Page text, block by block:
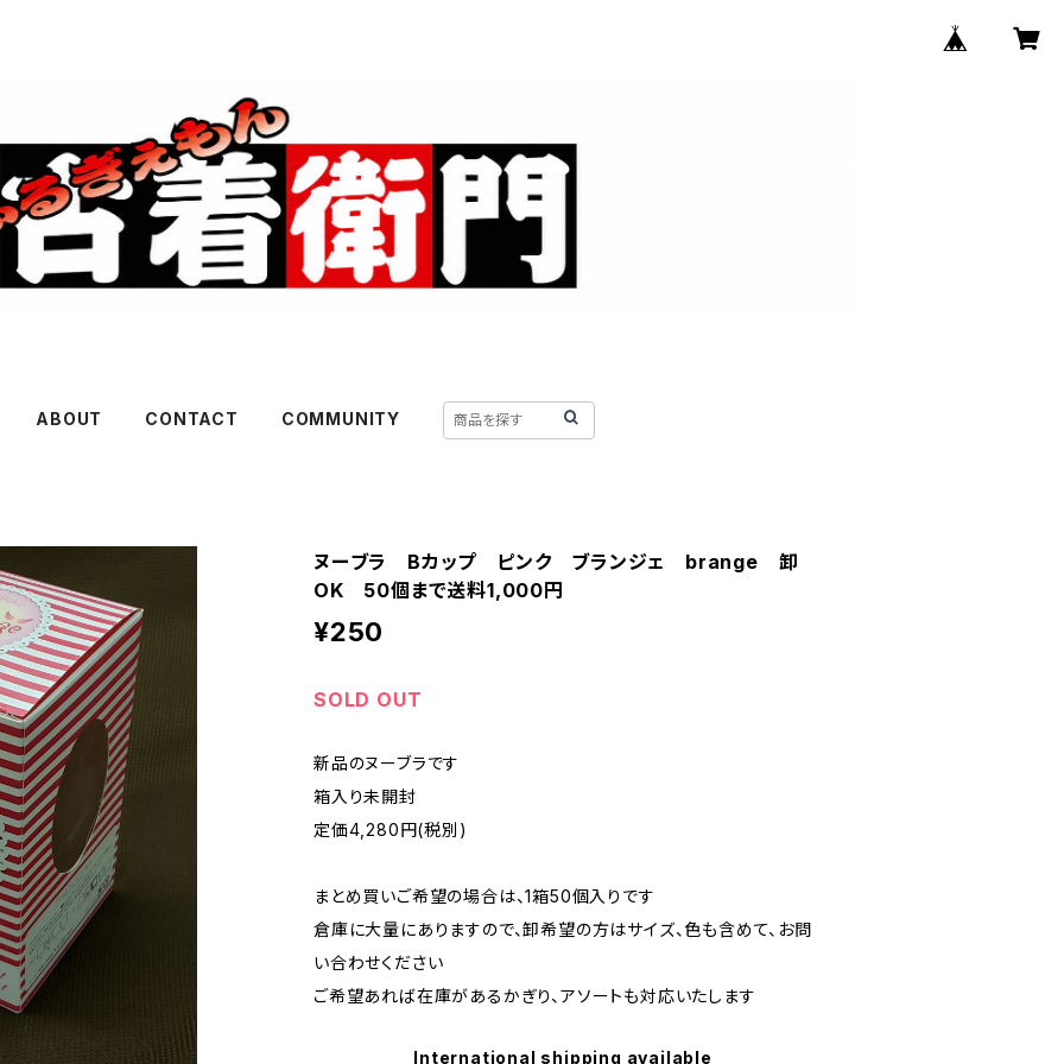
ABOUT CONTACT COMMUNITY
ヌーブラ Bカップ ピンク ブランジェ brange 卸
OK 50個まで送料1,000円
¥250
SOLD OUT
新品のヌーブラです
箱入り未開封
定価4,280円(税別)
まとめ買いご希望の場合は、1箱50個入りです
倉庫に大量にありますので、卸希望の方はサイズ、色も含めて、お問
い合わせください
ご希望あれば在庫があるかぎり、アソートも対応いたします
International shipping available